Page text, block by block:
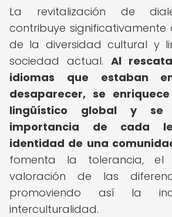
La revitalización de
contribuye
de la diversidad cultural y
sociedad actual. Al
idiomas que estaban
desaparecer, se
lingüístico global y se
importancia de cada
identidad de una
fomenta la tolerancia,
valoración de las
promoviendo así la
interculturalidad.